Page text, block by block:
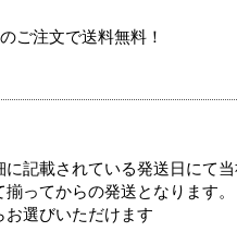
ご注文で送料無料！
記載されている発送日にて当
ってからの発送となります。
選びいただけます